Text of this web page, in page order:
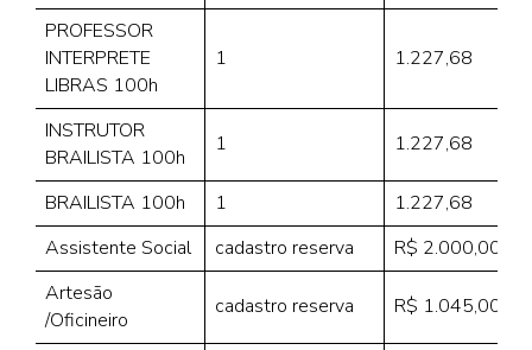
PROFESSOR
INTERPRETE
LIBRAS 100h
1 1.227,68
INSTRUTOR
BRAILISTA 100h
1 1.227,68
BRAILISTA 100h 1
1.227,68
Assistente Social
cadastro reserva
R$ 2.000,00
Artesão
/Oficineiro
cadastro reserva R$ 1.045,00